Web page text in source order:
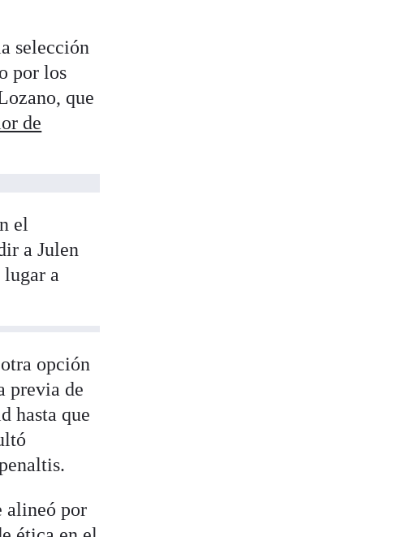
selección
por los
que
de
el
a Julen
a
opción
previa de
hasta que
alineó por